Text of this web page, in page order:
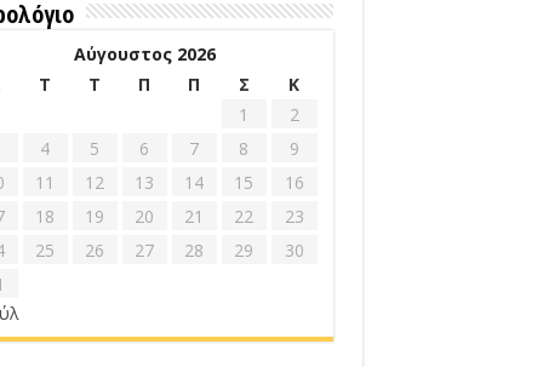
Αύγουστος 2026
Τ Τ Π Π Σ
Κ
1
2
4 5 6 7 8
9
11 12 13 14 15
16
18 19 20 21 22
23
25 26 27 28 29
30